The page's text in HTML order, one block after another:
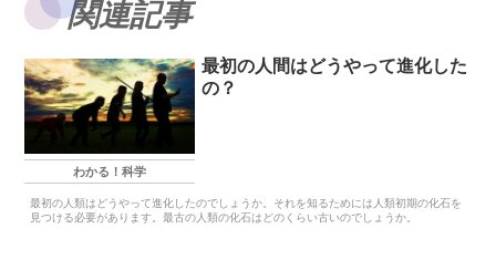
関連記事
わかる！科学
最初の人間はどうやって進化した
の？
最初の人類はどうやって進化したのでしょうか。それを知るためには人類初期の化石を
見つける必要があります。最古の人類の化石はどのくらい古いのでしょうか。